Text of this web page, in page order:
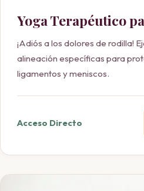
Yoga Terapéutico
¡Adiós a los dolores de rodilla!
alineación específicas para
ligamentos y meniscos.
Acceso Directo